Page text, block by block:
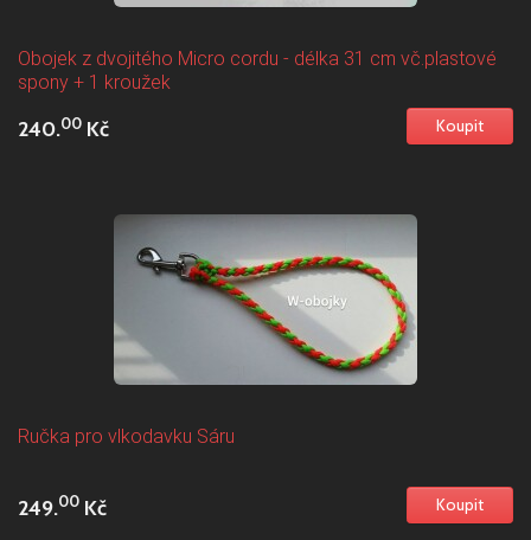
Obojek z dvojitého Micro cordu - délka 31 cm vč.plastové
spony + 1 kroužek
240.00 Kč
Ručka pro vlkodavku Sáru
249.00 Kč